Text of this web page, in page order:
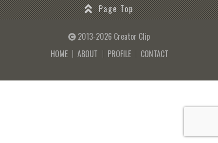
Page Top
2013-2026 Creator Clip
HOME
ABOUT PROFILE CONTACT